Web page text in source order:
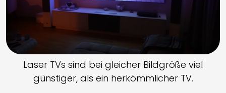
Laser TVs sind bei gleicher Bildgröße viel
günstiger, als ein herkömmlicher TV.